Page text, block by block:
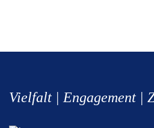
Vielfalt | Engagement |